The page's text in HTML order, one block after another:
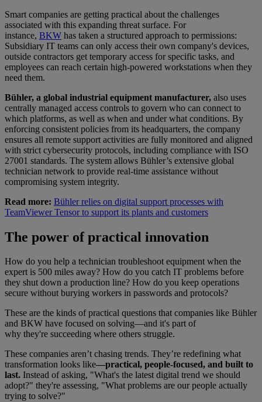
Smart companies are getting practical about the challenges
associated with this expanding threat surface. For
instance, BKW has taken a structured approach to permissions:
Subsidiary IT teams can only access their own company's devices,
outside contractors get temporary access for specific tasks, and
employees can reach certain high-powered workstations when they
need them.
Bühler, a global industrial equipment manufacturer, also uses
centrally managed access controls to govern who can connect to
which platforms, as well as when and under what conditions. By
enforcing consistent policies from its headquarters, the company
ensures all remote support activities are fully monitored and aligned
with strict cybersecurity protocols, including compliance with ISO
27001 standards. The system allows Bühler’s extensive global
technician network to provide real-time assistance without
compromising system integrity.
Read more: Bühler relies on digital support processes with
TeamViewer Tensor to support its plants and customers
The power of practical innovation
How do you help a technician troubleshoot equipment when the
expert is 500 miles away? How do you catch IT problems before
they shut down a production line? How do you keep operations
secure without burying workers in passwords and protocols?
These are the kinds of practical questions that companies like Bühler
and BKW have focused on solving—and it's part of
why they're succeeding where others struggle.
These companies aren’t chasing trends. They’re redefining what
transformation looks like—practical, people-focused, and built to
last. Instead of asking, "What's the latest digital trend we should
adopt?" they're assessing, "What problems are our people actually
trying to solve?"